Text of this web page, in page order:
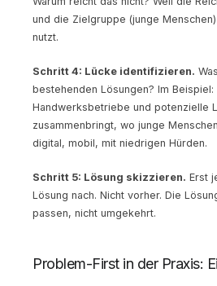
und die Zielgruppe (junge
nutzt.
Schritt 4: Lücke identifizieren.
bestehenden Lösungen? Im
Handwerksbetriebe und potenzielle
zusammenbringt, wo junge
digital, mobil, mit niedrigen Hürden.
Schritt 5: Lösung skizzieren. Erst
Lösung nach. Nicht vorher. Die
passen, nicht umgekehrt.
Problem-First in der Praxis: